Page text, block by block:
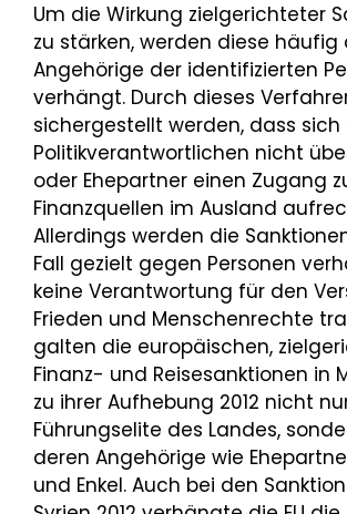
Um die Wirkung zielgerichteter
zu stärken, werden diese
Angehörige der identifizierten
verhängt. Durch dieses
sichergestellt werden, dass sich
Politikverantwortlichen nicht
oder Ehepartner einen Zugang
Finanzquellen im Ausland
Allerdings werden die
Fall gezielt gegen Personen
keine Verantwortung für den
Frieden und Menschenrechte
galten die europäischen,
Finanz- und Reisesanktionen in
zu ihrer Aufhebung 2012 nicht
Führungselite des Landes,
deren Angehörige wie
und Enkel. Auch bei den